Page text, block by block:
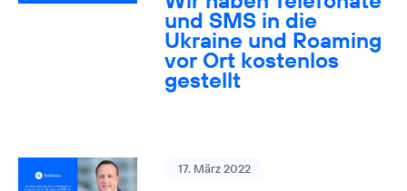
und SMS in die
Ukraine und Roaming
vor Ort kostenlos
gestellt
17. März 2022